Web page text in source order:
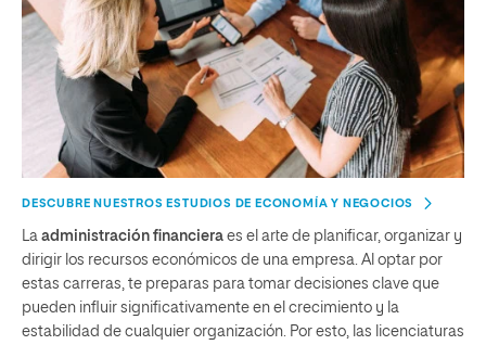
DESCUBRE NUESTROS ESTUDIOS DE ECONOMÍA Y NEGOCIOS
La administración financiera es el arte de planificar, organizar y
dirigir los recursos económicos de una empresa. Al optar por
estas carreras, te preparas para tomar decisiones clave que
pueden influir significativamente en el crecimiento y la
estabilidad de cualquier organización. Por esto, las licenciaturas